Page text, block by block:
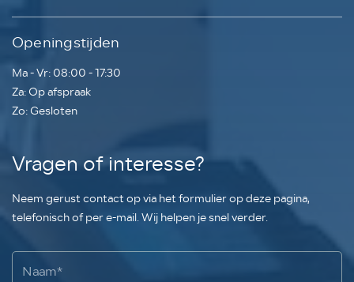
Openingstijden
Ma - Vr: 08:00 - 17:30
Za: Op afspraak
Zo: Gesloten
Vragen of interesse?
Neem gerust contact op via het formulier op deze pagina,
telefonisch of per e-mail. Wij helpen je snel verder.